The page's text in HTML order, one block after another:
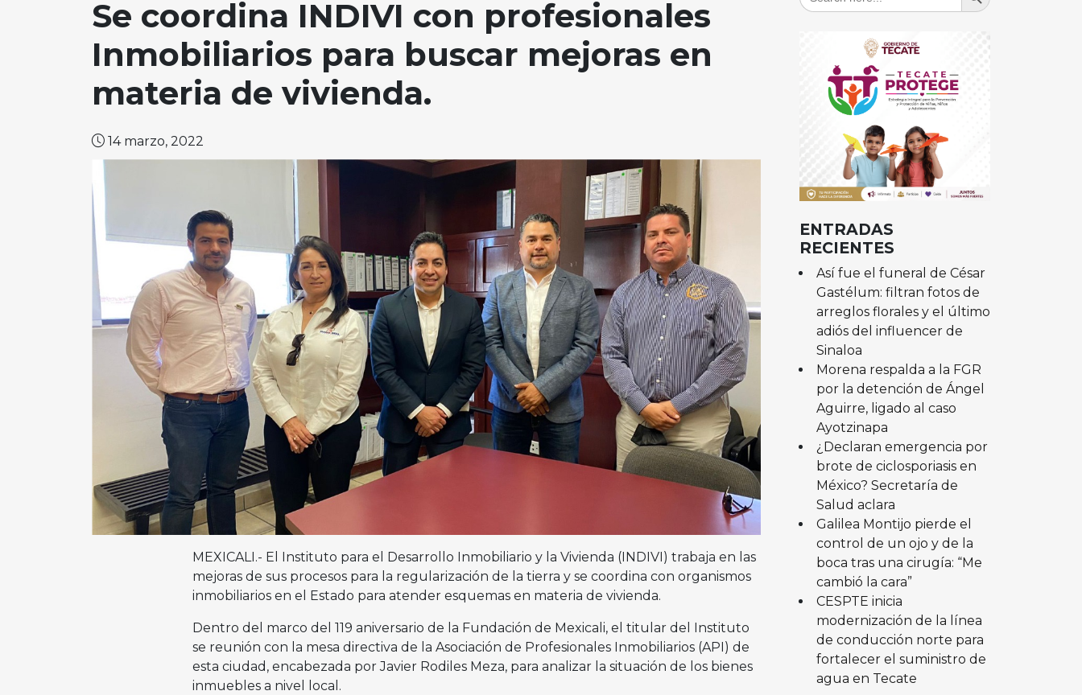
Se coordina INDIVI con profesionales
Inmobiliarios para buscar mejoras en
materia de vivienda.
14 marzo, 2022
MEXICALI.- El Instituto para el Desarrollo Inmobiliario y la Vivienda (INDIVI) trabaja en las
mejoras de sus procesos para la regularización de la tierra y se coordina con organismos
inmobiliarios en el Estado para atender esquemas en materia de vivienda.
Dentro del marco del 119 aniversario de la Fundación de Mexicali, el titular del Instituto
se reunión con la mesa directiva de la Asociación de Profesionales Inmobiliarios (API) de
esta ciudad, encabezada por Javier Rodiles Meza, para analizar la situación de los bienes
inmuebles a nivel local.
ENTRADAS
RECIENTES
Así fue el funeral de César
Gastélum: filtran fotos de
arreglos florales y el último
adiós del influencer de
Sinaloa
Morena respalda a la FGR
por la detención de Ángel
Aguirre, ligado al caso
Ayotzinapa
¿Declaran emergencia por
brote de ciclosporiasis en
México? Secretaría de
Salud aclara
Galilea Montijo pierde el
control de un ojo y de la
boca tras una cirugía: “Me
cambió la cara”
CESPTE inicia
modernización de la línea
de conducción norte para
fortalecer el suministro de
agua en Tecate